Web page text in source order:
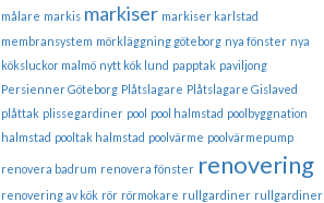
målare markis markiser markiser karlstad
membransystem mörkläggning göteborg nya fönster nya
köksluckor malmö nytt kök lund papptak paviljong
Persienner Göteborg Plåtslagare Plåtslagare Gislaved
plåttak plissegardiner pool pool halmstad poolbyggnation
halmstad pooltak halmstad poolvärme poolvärmepump
renovera badrum renovera fönster renovering
renovering av kök rör rörmokare rullgardiner rullgardiner